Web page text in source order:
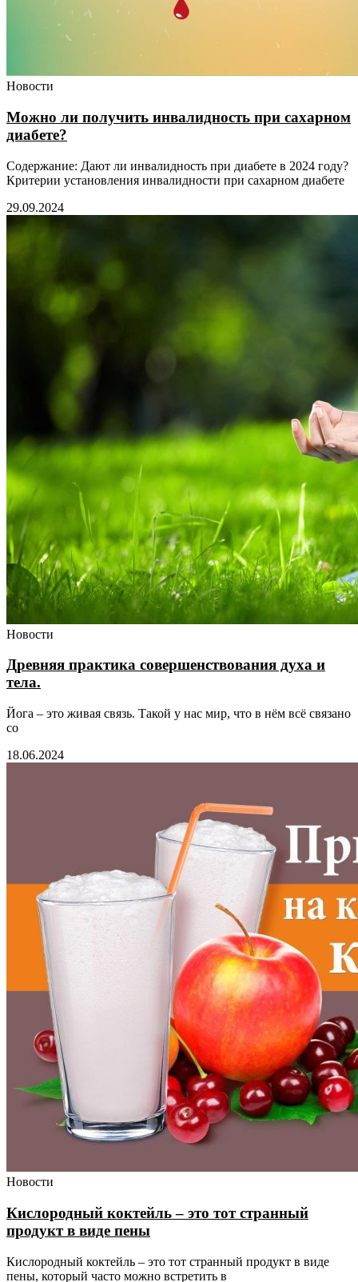
Новости
Можно ли получить инвалидность при сахарном
диабете?
Содержание: Дают ли инвалидность при диабете в 2024 году?
Критерии установления инвалидности при сахарном диабете
29.09.2024
Новости
Древняя практика совершенствования духа и
тела.
Йога – это живая связь. Такой у нас мир, что в нём всё связано
со
18.06.2024
Новости
Кислородный коктейль – это тот странный
продукт в виде пены
Кислородный коктейль – это тот странный продукт в виде
пены, который часто можно встретить в